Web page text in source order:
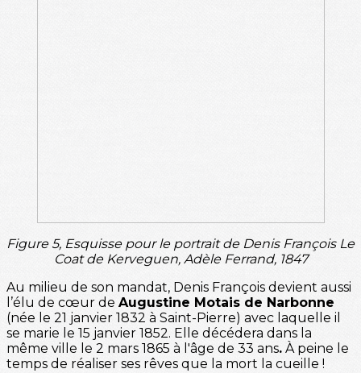
Figure 5, Esquisse pour le portrait de Denis François Le
Coat de Kerveguen, Adèle Ferrand, 1847
Au milieu de son mandat, Denis François devient aussi
l’élu de cœur de Augustine Motais de Narbonne
(née le 21 janvier 1832 à Saint-Pierre) avec laquelle il
se marie le 15 janvier 1852. Elle décédera dans la
même ville le 2 mars 1865 à l'âge de 33 ans. À peine le
temps de réaliser ses rêves que la mort la cueille !